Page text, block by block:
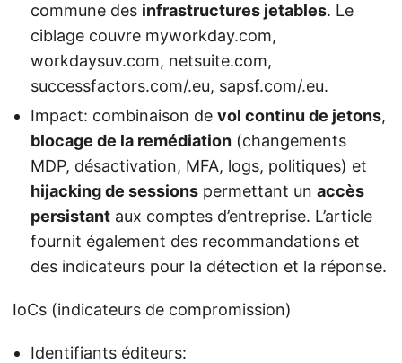
commune des infrastructures jetables. Le
ciblage couvre myworkday.com,
workdaysuv.com, netsuite.com,
successfactors.com/.eu, sapsf.com/.eu.
Impact: combinaison de vol continu de jetons,
blocage de la remédiation (changements
MDP, désactivation, MFA, logs, politiques) et
hijacking de sessions permettant un accès
persistant aux comptes d’entreprise. L’article
fournit également des recommandations et
des indicateurs pour la détection et la réponse.
IoCs (indicateurs de compromission)
Identifiants éditeurs: